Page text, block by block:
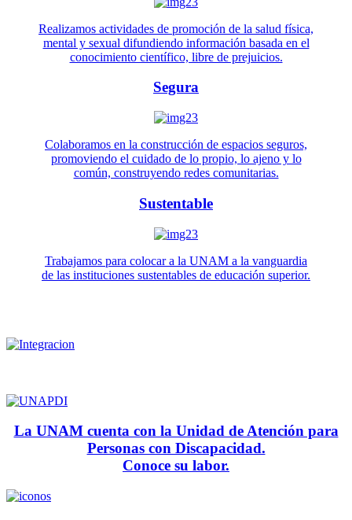
Realizamos actividades de promoción de la salud física,
mental y sexual difundiendo información basada en el
conocimiento científico, libre de prejuicios.
Segura
Colaboramos en la construcción de espacios seguros,
promoviendo el cuidado de lo propio, lo ajeno y lo
común, construyendo redes comunitarias.
Sustentable
Trabajamos para colocar a la UNAM a la vanguardia
de las instituciones sustentables de educación superior.
La UNAM cuenta con la Unidad de Atención para
Personas con Discapacidad.
Conoce su labor.